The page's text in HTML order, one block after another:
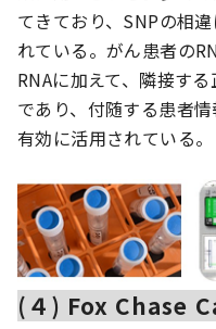
てきており、SNPの相
れている。がん患者の
RNAに加えて、隣接す
であり、付随する患者
有効に活用されている。
(４) Fox Chase